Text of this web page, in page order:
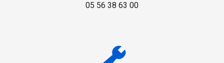
05 56 38 63 00